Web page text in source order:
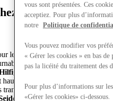
Designer Outlet
le soleil comme les maillotsde
en lin deGantet les
et
de gamme chez
transaisonniers commele denim
. Le tout avec un
vous sont présentées. Ces
acceptiez. Pour plus
notre Politique de
Vous pouvez modifier vos
« Gérer les cookies » en bas
pas la licéité du traitement des
Pour plus d’informations sur
«Gérer les cookies» ci-dessous.